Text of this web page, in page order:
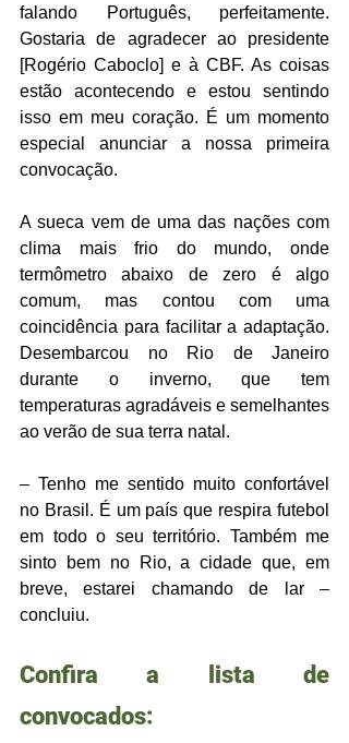
falando Português, perfeitamente.
Gostaria de agradecer ao presidente
[Rogério Caboclo] e à CBF. As coisas
estão acontecendo e estou sentindo
isso em meu coração. É um momento
especial anunciar a nossa primeira
convocação.
A sueca vem de uma das nações com
clima mais frio do mundo, onde
termômetro abaixo de zero é algo
comum, mas contou com uma
coincidência para facilitar a adaptação.
Desembarcou no Rio de Janeiro
durante o inverno, que tem
temperaturas agradáveis e semelhantes
ao verão de sua terra natal.
– Tenho me sentido muito confortável
no Brasil. É um país que respira futebol
em todo o seu território. Também me
sinto bem no Rio, a cidade que, em
breve, estarei chamando de lar –
concluiu.
Confira a lista de
convocados: